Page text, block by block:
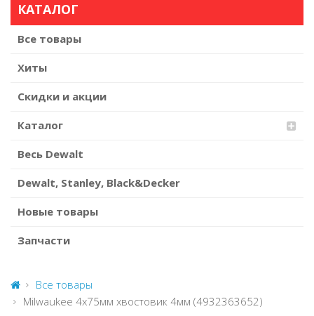
КАТАЛОГ
Все товары
Хиты
Скидки и акции
Каталог
Весь Dewalt
Dewalt, Stanley, Black&Decker
Новые товары
Запчасти
Все товары
Milwaukee 4х75мм хвостовик 4мм (4932363652)